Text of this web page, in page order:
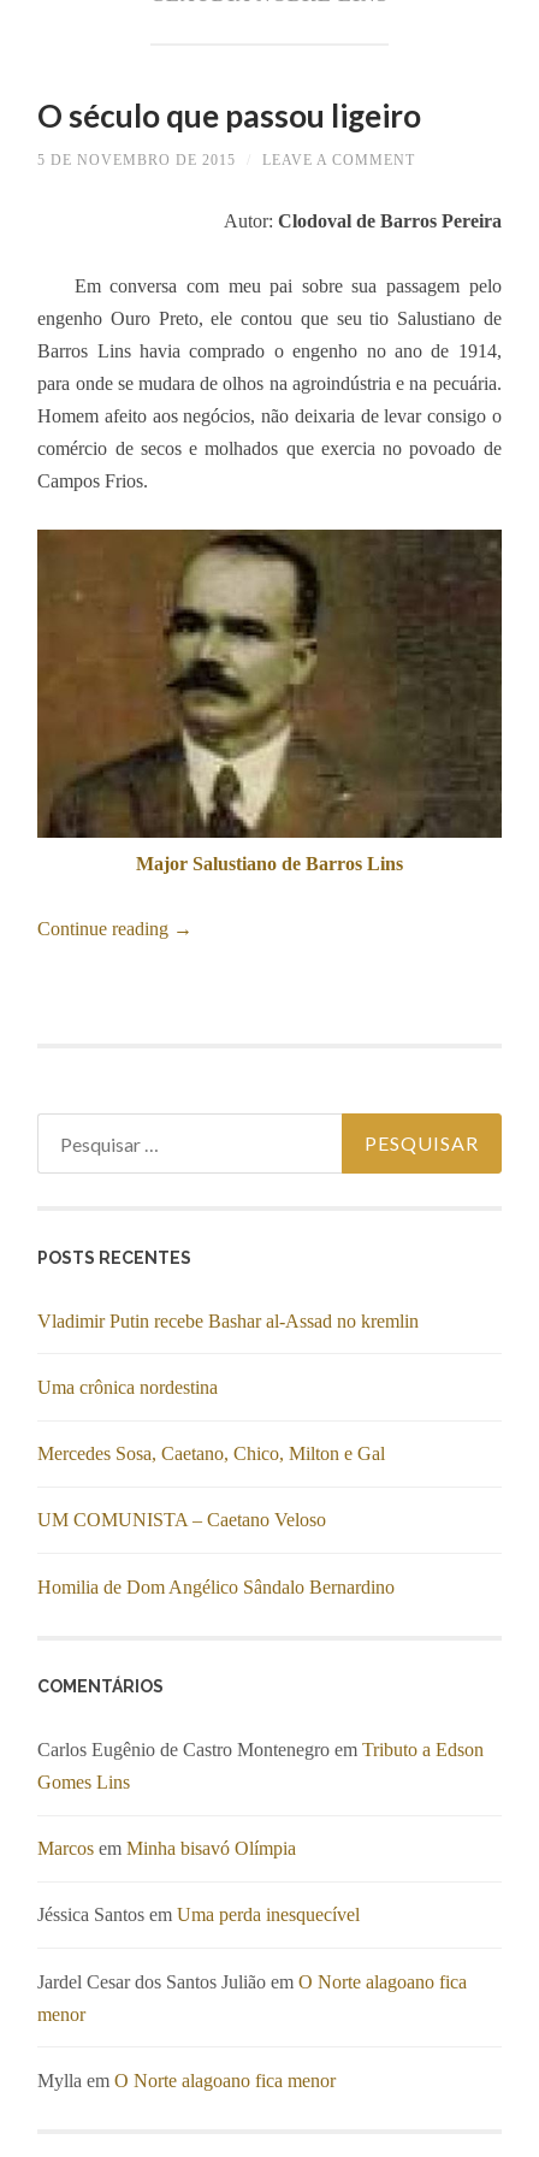
O século que passou ligeiro
5 DE NOVEMBRO DE 2015 LEAVE A COMMENT
Autor: Clodoval de Barros Pereira
Em conversa com meu pai sobre sua passagem pelo
engenho Ouro Preto, ele contou que seu tio Salustiano de
Barros Lins havia comprado o engenho no ano de 1914,
para onde se mudara de olhos na agroindústria e na pecuária.
Homem afeito aos negócios, não deixaria de levar consigo o
comércio de secos e molhados que exercia no povoado de
Campos Frios.
Major Salustiano de Barros Lins
Continue reading →
POSTS RECENTES
Vladimir Putin recebe Bashar al-Assad no kremlin
Uma crônica nordestina
Mercedes Sosa, Caetano, Chico, Milton e Gal
UM COMUNISTA – Caetano Veloso
Homilia de Dom Angélico Sândalo Bernardino
COMENTÁRIOS
Carlos Eugênio de Castro Montenegro emTributo a Edson
Gomes Lins
Marcos emMinha bisavó Olímpia
Jéssica Santos emUma perda inesquecível
Jardel Cesar dos Santos Julião emO Norte alagoano fica
menor
Mylla emO Norte alagoano fica menor